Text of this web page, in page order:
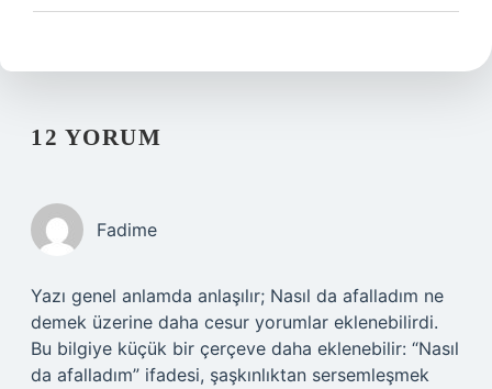
12 YORUM
Fadime
Yazı genel anlamda anlaşılır; Nasıl da afalladım ne
demek üzerine daha cesur yorumlar eklenebilirdi.
Bu bilgiye küçük bir çerçeve daha eklenebilir: “Nasıl
da afalladım” ifadesi, şaşkınlıktan sersemleşmek